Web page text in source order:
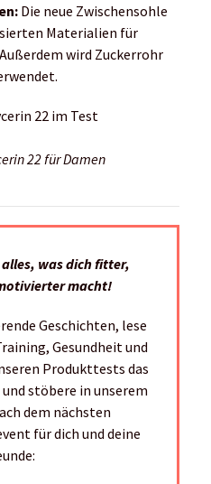
Die neue Zwischensohle
Materialien für
wird Zuckerrohr
22 für Damen
was dich fitter,
macht!
Geschichten, lese
Gesundheit und
Produkttests das
stöbere in unserem
dem nächsten
für dich und deine